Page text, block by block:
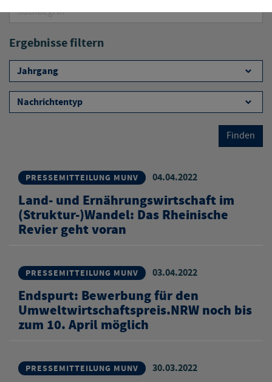
Ergebnisse filtern
Finden
PRESSEMITTEILUNG MUNV 04.04.2022
Land- und Ernährungswirtschaft im
(Struktur-)Wandel: Das Rheinische
Revier geht voran
PRESSEMITTEILUNG MUNV 03.04.2022
Endspurt: Bewerbung für den
Umweltwirtschaftspreis.NRW noch bis
zum 10. April möglich
PRESSEMITTEILUNG MUNV 30.03.2022